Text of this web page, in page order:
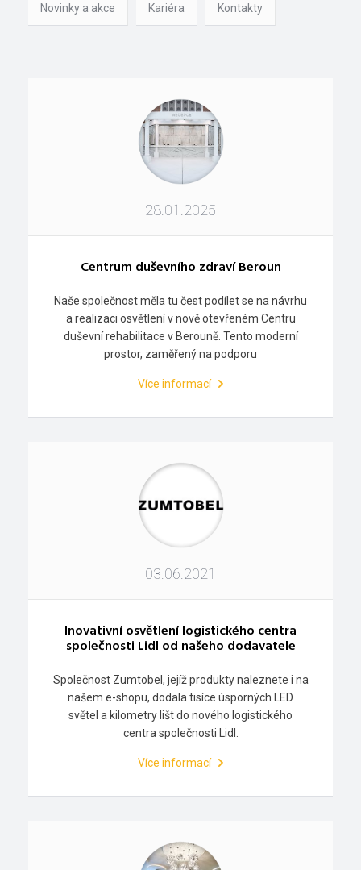
Novinky a akce Kariéra Kontakty
28.01.2025
Centrum duševního zdraví Beroun
Naše společnost měla tu čest podílet se na návrhu
a realizaci osvětlení v nově otevřeném Centru
duševní rehabilitace v Berouně. Tento moderní
prostor, zaměřený na podporu
Více informací
03.06.2021
Inovativní osvětlení logistického centra
společnosti Lidl od našeho dodavatele
Společnost Zumtobel, jejíž produkty naleznete i na
našem e-shopu, dodala tisíce úsporných LED
světel a kilometry lišt do nového logistického
centra společnosti Lidl.
Více informací